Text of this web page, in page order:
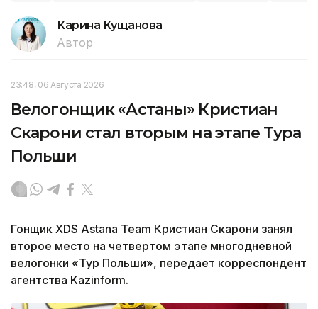
Карина Кущанова
Автор
23:48, 06 Августа 2026
Велогонщик «Астаны» Кристиан
Скарони стал вторым на этапе Тура
Польши
Гонщик XDS Astana Team Кристиан Скарони занял
второе место на четвертом этапе многодневной
велогонки «Тур Польши», передает корреспондент
агентства Kazinform.